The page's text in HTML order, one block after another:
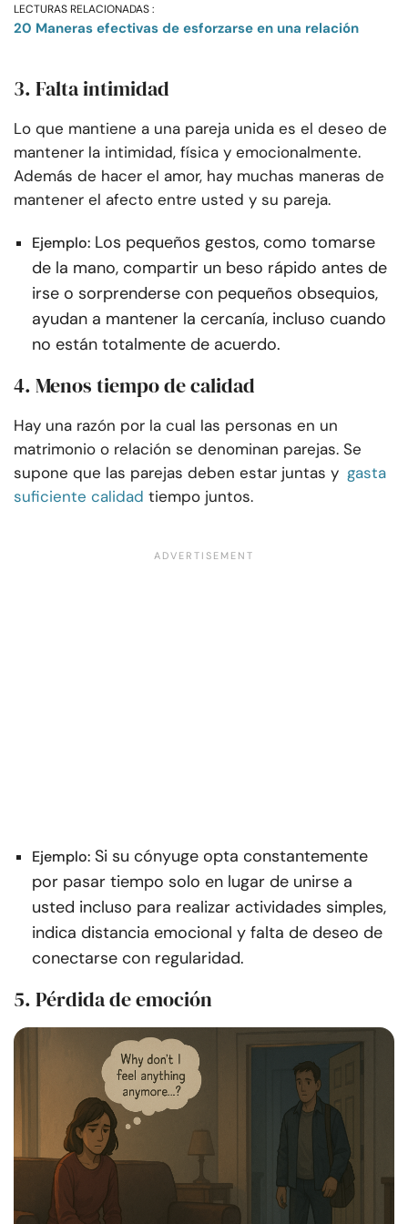
LECTURAS RELACIONADAS :
20 Maneras efectivas de esforzarse en una relación
3. Falta intimidad
Lo que mantiene a una pareja unida es el deseo de
mantener la intimidad, física y emocionalmente.
Además de hacer el amor, hay muchas maneras de
mantener el afecto entre usted y su pareja.
Ejemplo: Los pequeños gestos, como tomarse
de la mano, compartir un beso rápido antes de
irse o sorprenderse con pequeños obsequios,
ayudan a mantener la cercanía, incluso cuando
no están totalmente de acuerdo.
4. Menos tiempo de calidad
Hay una razón por la cual las personas en un
matrimonio o relación se denominan parejas. Se
supone que las parejas deben estar juntas y gasta
suficiente calidad tiempo juntos.
Ejemplo: Si su cónyuge opta constantemente
por pasar tiempo solo en lugar de unirse a
usted incluso para realizar actividades simples,
indica distancia emocional y falta de deseo de
conectarse con regularidad.
5. Pérdida de emoción